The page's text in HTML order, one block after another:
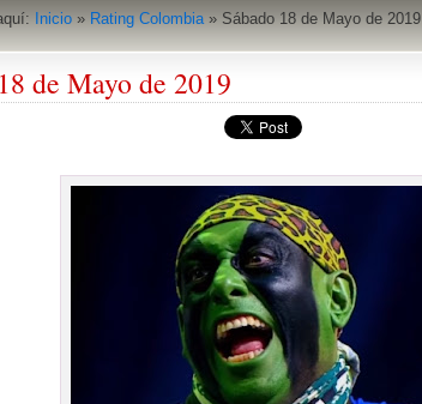
Inicio » Rating Colombia» Sábado 18 de Mayo de 2019
de Mayo de 2019